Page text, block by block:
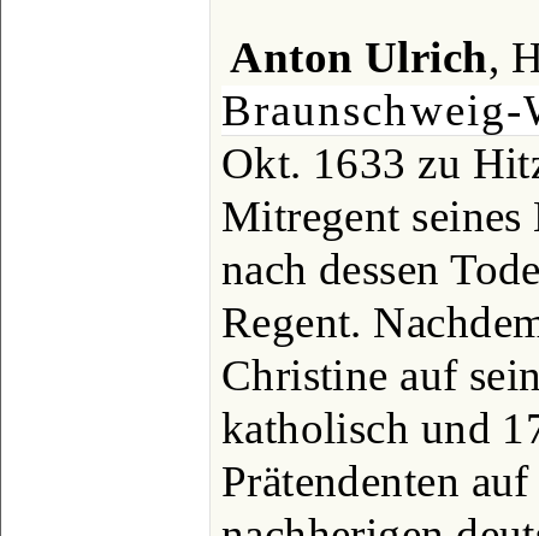
Anton Ulrich,
Okt. 1633 zu
Mitregent
nach dessen
Regent.
Christine auf
katholisch und
Prätendenten